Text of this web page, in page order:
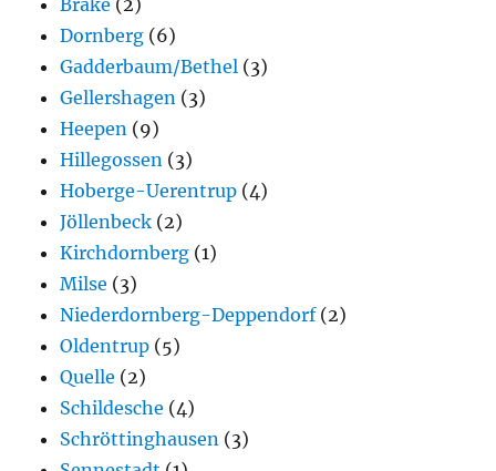
Dornberg (6)
Gadderbaum/Bethel (3)
Gellershagen (3)
Heepen (9)
Hillegossen (3)
Hoberge-Uerentrup (4)
Jöllenbeck (2)
Kirchdornberg (1)
Milse (3)
Niederdornberg-Deppendorf(2)
Oldentrup (5)
Quelle (2)
Schildesche (4)
Schröttinghausen (3)